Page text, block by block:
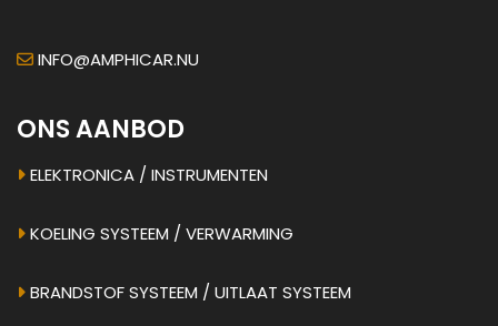
INFO@AMPHICAR.NU
ONS AANBOD
ELEKTRONICA / INSTRUMENTEN
KOELING SYSTEEM / VERWARMING
BRANDSTOF SYSTEEM / UITLAAT SYSTEEM